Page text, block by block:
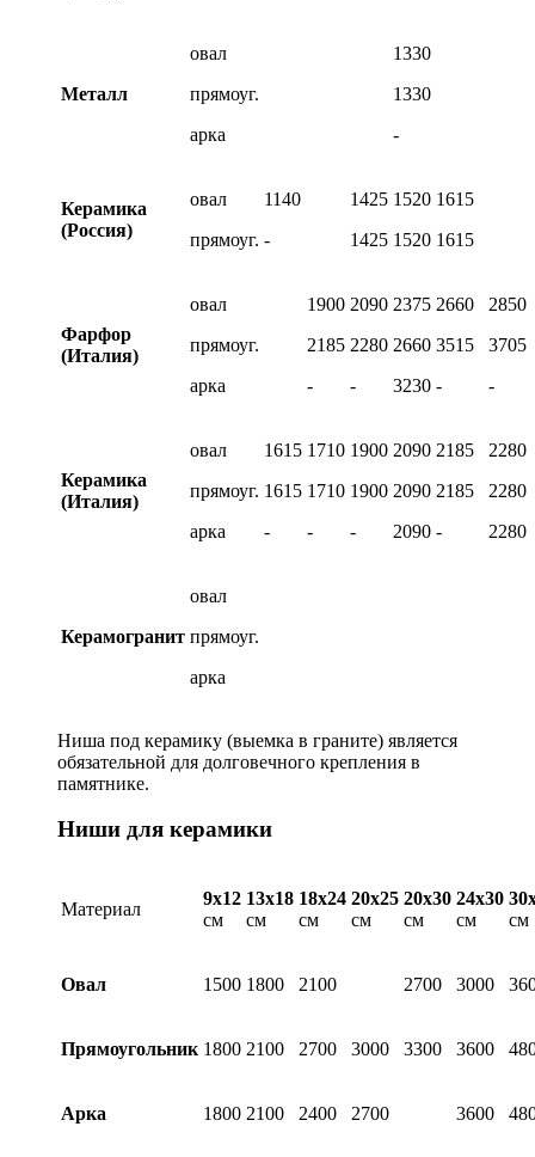
Металл
овал
прямоуг.
арка
1330
1330
-
Керамика
(Россия)
овал
прямоуг.
1140
-
1425
1425
1520
1520
1615
1615
Фарфор
(Италия)
овал
прямоуг.
арка
1900
2185
-
2090
2280
-
2375
2660
3230
2660
3515
-
2850
3705
-
Керамика
(Италия)
овал
прямоуг.
арка
1615
1615
-
1710
1710
-
1900
1900
-
2090
2090
2090
2185
2185
-
2280
2280
2280
Керамогранит
овал
прямоуг.
арка
Ниша под керамику (выемка в граните) является
обязательной для долговечного крепления в
памятнике.
Ниши для керамики
Материал
9х12
см
13х18
см
18х24
см
20х25
см
20х30
см
24х30
см
см
Овал 1500 1800 2100 2700 3000
Прямоугольник 1800 2100 2700 3000 3300 3600
Арка 1800 2100 2400 2700 3600